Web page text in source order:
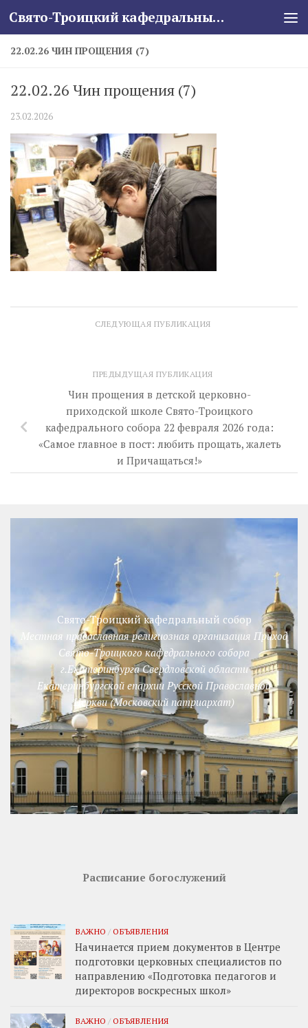
Skip to content Свято-Троицкий кафедральный собор
22.02.26 ЧИН ПРОЩЕНИЯ (7)
22.02.26 Чин прощения (7)
23.02.2026
СЛЕДУЮЩАЯ ПУБЛИКАЦИЯ
ПРЕДЫДУЩАЯ ПУБЛИКАЦИЯ
Чин прощения в детской церковно-
приходской школе Свято-Троицкого
кафедрального собора 22 февраля 2026 года:
«Самое главное в пост: любить прощать, жалеть
и Причащаться!»
Свято-Троицкий кафедральный собор
Местная православная религиозная организация Приход
Свято-Троицкого кафедрального собора
г.Екатеринбурга Свердловской области
Екатеринбургской епархии Русской Православной
Церкви (Московский патриархат)
Расписание богослужений
ВАЖНО / ОБЪЯВЛЕНИЯ
Начинается прием документов в Центре
подготовки церковных специалистов по
направлению «Подготовка педагогов и
директоров воскресных школ»
ВАЖНО / ОБЪЯВЛЕНИЯ